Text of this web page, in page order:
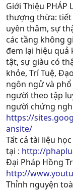
Giới Thiệu PHÁP
thượng thừa: tiết
uyên thâm, sự
các tầng không
đem lại hiệu quả
tật, sự giàu có
khỏe, Trí Tuệ,
ngôn ngử và
người theo tập
người chứng
https://
ansite/
Tất cả tài liệu
tại : http://
Đại Pháp Hồng
http://
Thỉnh nguyện